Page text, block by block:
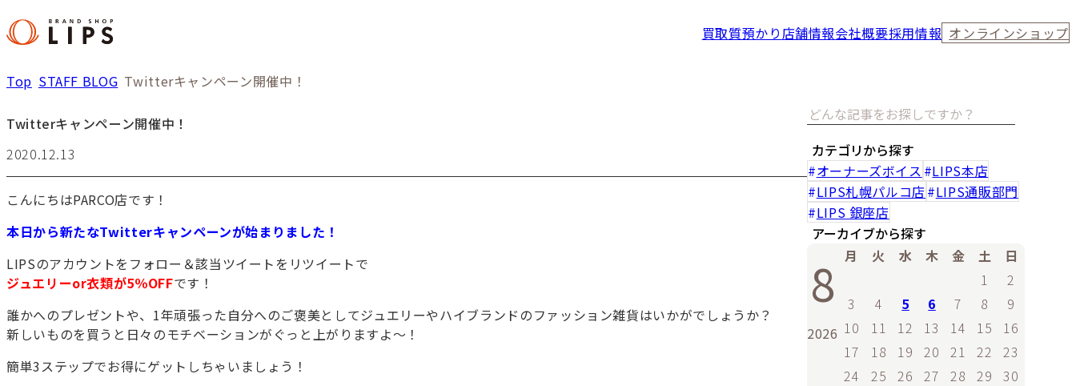
買取質預かり 店舗情報会社概要採用情報 オンラインショップ
Top STAFF BLOG Twitterキャンペーン開催中！
Twitterキャンペーン開催中！
2020.12.13
こんにちはPARCO店です！
本日から新たなTwitterキャンペーンが始まりました！
LIPSのアカウントをフォロー＆該当ツイートをリツイートで
ジュエリーor衣類が5％OFFです！
誰かへのプレゼントや、1年頑張った自分へのご褒美としてジュエリーやハイブランドのファッション雑貨はいかがでしょうか？
新しいものを買うと日々のモチベーションがぐっと上がりますよ～！
簡単3ステップでお得にゲットしちゃいましょう！
カテゴリから探す
オーナーズボイス
LIPS本店
LIPS札幌パルコ店
LIPS通販部門
LIPS 銀座店
アーカイブから探す
8
2026
月 火 水 木 金 土
日
1
2
3
4 5 6 7 8
9
10
11 12 13 14 15
16
17
18 19 20 21 22
23
24
25 26 27 28 29
30